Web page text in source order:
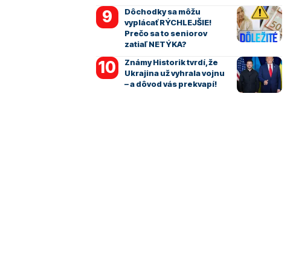
Dôchodky sa môžu
vyplácať RÝCHLEJŠIE!
Prečo sa to seniorov
zatiaľ NETÝKA?
Známy Historik tvrdí, že
Ukrajina už vyhrala vojnu
– a dôvod vás prekvapí!